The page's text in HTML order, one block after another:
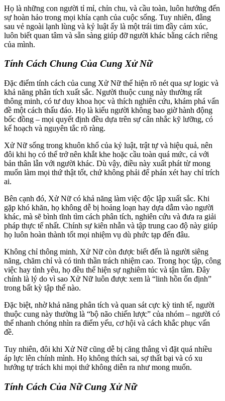
Họ là những con người tỉ mỉ, chỉn chu, và cầu toàn, luôn hướng đến
sự hoàn hảo trong mọi khía cạnh của cuộc sống. Tuy nhiên, đằng
sau vẻ ngoài lạnh lùng và kỷ luật ấy là một trái tim đầy cảm xúc,
luôn biết quan tâm và sẵn sàng giúp đỡ người khác bằng cách riêng
của mình.
Tính Cách Chung Của Cung Xử Nữ
Đặc điểm tính cách của cung Xử Nữ thể hiện rõ nét qua sự logic và
khả năng phân tích xuất sắc. Người thuộc cung này thường rất
thông minh, có tư duy khoa học và thích nghiên cứu, khám phá vấn
đề một cách thấu đáo. Họ là kiểu người không bao giờ hành động
bốc đồng – mọi quyết định đều dựa trên sự cân nhắc kỹ lưỡng, có
kế hoạch và nguyên tắc rõ ràng.
Xử Nữ sống trong khuôn khổ của kỷ luật, trật tự và hiệu quả, nên
đôi khi họ có thể trở nên khắt khe hoặc cầu toàn quá mức, cả với
bản thân lẫn với người khác. Dù vậy, điều này xuất phát từ mong
muốn làm mọi thứ thật tốt, chứ không phải để phán xét hay chỉ trích
ai.
Bên cạnh đó, Xử Nữ có khả năng làm việc độc lập xuất sắc. Khi
gặp khó khăn, họ không dễ bị hoảng loạn hay dựa dẫm vào người
khác, mà sẽ bình tĩnh tìm cách phân tích, nghiên cứu và đưa ra giải
pháp thực tế nhất. Chính sự kiên nhẫn và tập trung cao độ này giúp
họ luôn hoàn thành tốt mọi nhiệm vụ dù phức tạp đến đâu.
Không chỉ thông minh, Xử Nữ còn được biết đến là người siêng
năng, chăm chỉ và có tinh thần trách nhiệm cao. Trong học tập, công
việc hay tình yêu, họ đều thể hiện sự nghiêm túc và tận tâm. Đây
chính là lý do vì sao Xử Nữ luôn được xem là “linh hồn ổn định”
trong bất kỳ tập thể nào.
Đặc biệt, nhờ khả năng phân tích và quan sát cực kỳ tinh tế, người
thuộc cung này thường là “bộ não chiến lược” của nhóm – người có
thể nhanh chóng nhìn ra điểm yếu, cơ hội và cách khắc phục vấn
đề.
Tuy nhiên, đôi khi Xử Nữ cũng dễ bị căng thẳng vì đặt quá nhiều
áp lực lên chính mình. Họ không thích sai, sợ thất bại và có xu
hướng tự trách khi mọi thứ không diễn ra như mong muốn.
Tính Cách Của Nữ Cung Xử Nữ